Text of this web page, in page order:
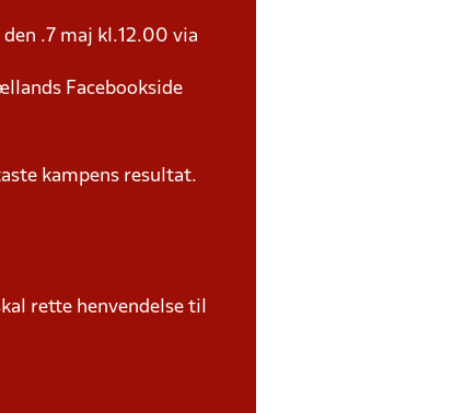
.7 maj kl.12.00 via
Facebookside
kampens resultat.
rette henvendelse til